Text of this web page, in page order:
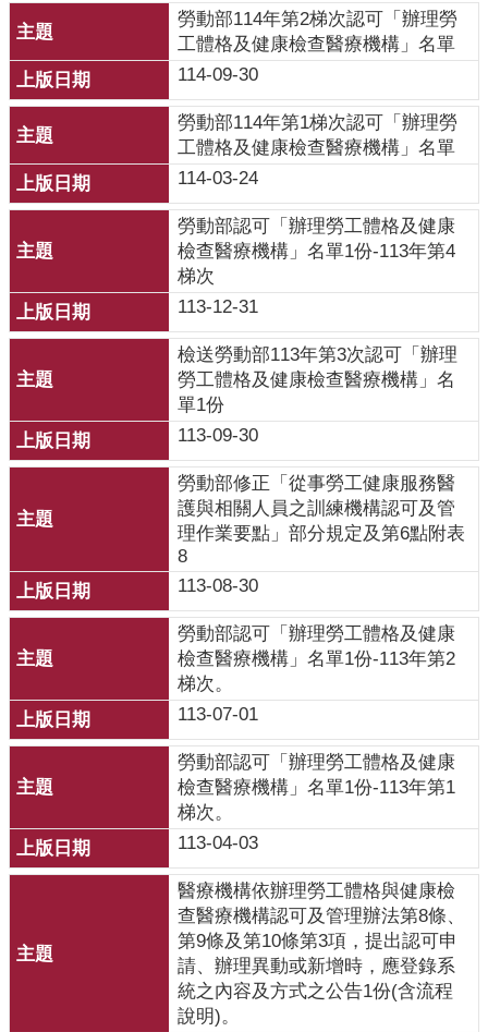
結
核
菌
素
測
驗
童
齒
塗
氟
M
醫
器
回
首
頁
站
導
智
產
權
勞動部114年第2梯次認可「辦理勞
工體格及健康檢查醫療機構」名單
114-09-30
勞動部114年第1梯次認可「辦理勞
工體格及健康檢查醫療機構」名單
114-03-24
勞動部認可「辦理勞工體格及健康
檢查醫療機構」名單1份-113年第4
梯次
113-12-31
檢送勞動部113年第3次認可「辦理
勞工體格及健康檢查醫療機構」名
單1份
113-09-30
勞動部修正「從事勞工健康服務醫
護與相關人員之訓練機構認可及管
理作業要點」部分規定及第6點附表
8
113-08-30
勞動部認可「辦理勞工體格及健康
檢查醫療機構」名單1份-113年第2
梯次。
113-07-01
勞動部認可「辦理勞工體格及健康
檢查醫療機構」名單1份-113年第1
梯次。
113-04-03
醫療機構依辦理勞工體格與健康檢
查醫療機構認可及管理辦法第8條、
第9條及第10條第3項，提出認可申
請、辦理異動或新增時，應登錄系
統之內容及方式之公告1份(含流程
說明)。